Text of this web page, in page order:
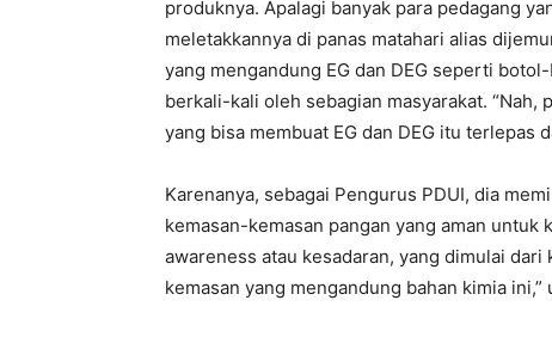
produknya. Apalagi banyak para pedagang
meletakkannya di panas matahari alias
yang mengandung EG dan DEG seperti
berkali-kali oleh sebagian masyarakat.
yang bisa membuat EG dan DEG itu terlepas
Karenanya, sebagai Pengurus PDUI, dia
kemasan-kemasan pangan yang aman untuk
awareness atau kesadaran, yang dimulai
kemasan yang mengandung bahan kimia ini,”